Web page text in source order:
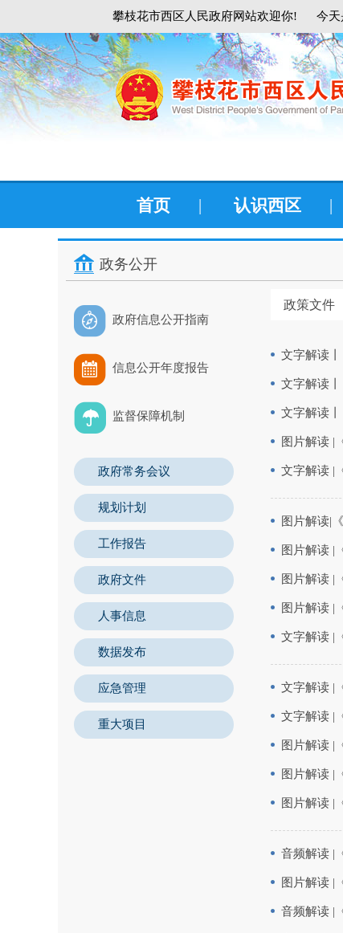
攀枝花市西区人民政府网站欢迎你! 今天
首页 | 认识西区 |
政务公开
政府信息公开指南
信息公开年度报告
监督保障机制
政府常务会议
规划计划
工作报告
政府文件
人事信息
数据发布
应急管理
重大项目
政策文件
文字解读
文字解读
文字解读
图片解读 |
文字解读 |
图片解读|
图片解读 |
图片解读 |
图片解读 |
文字解读 |
文字解读 |
文字解读 |
图片解读 |
图片解读 |
图片解读 |
音频解读 |
图片解读 |
音频解读 |